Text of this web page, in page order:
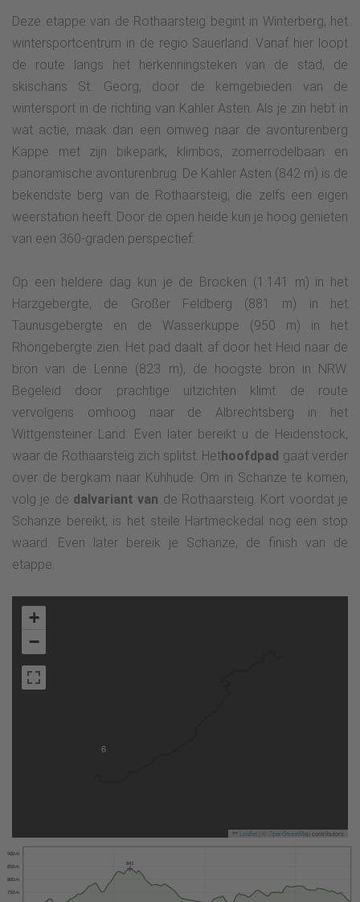
Deze etappe van de Rothaarsteig begint in Winterberg, het
wintersportcentrum in de regio Sauerland. Vanaf hier loopt
de route langs het herkenningsteken van de stad, de
skischans St. Georg, door de kerngebieden van de
wintersport in de richting van Kahler Asten. Als je zin hebt in
wat actie, maak dan een omweg naar de avonturenberg
Kappe met zijn bikepark, klimbos, zomerrodelbaan en
panoramische avonturenbrug. De Kahler Asten (842 m) is de
bekendste berg van de Rothaarsteig, die zelfs een eigen
weerstation heeft. Door de open heide kun je hoog genieten
van een 360-graden perspectief:
Op een heldere dag kun je de Brocken (1.141 m) in het
Harzgebergte, de Großer Feldberg (881 m) in het
Taunusgebergte en de Wasserkuppe (950 m) in het
Rhöngebergte zien. Het pad daalt af door het Heid naar de
bron van de Lenne (823 m), de hoogste bron in NRW.
Begeleid door prachtige uitzichten klimt de route
vervolgens omhoog naar de Albrechtsberg in het
Wittgensteiner Land. Even later bereikt u de Heidenstock,
waar de Rothaarsteig zich splitst. Hethoofdpad gaat verder
over de bergkam naar Kühhude. Om in Schanze te komen,
volg je de dalvariant van de Rothaarsteig. Kort voordat je
Schanze bereikt, is het steile Hartmeckedal nog een stop
waard. Even later bereik je Schanze, de finish van de
etappe.
6
+
−
Leaflet OpenStreetMapcontributors
750 m
800 m
850 m
900 m
843